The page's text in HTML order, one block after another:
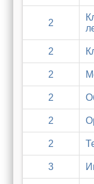
2
2
2
2
2
2
3